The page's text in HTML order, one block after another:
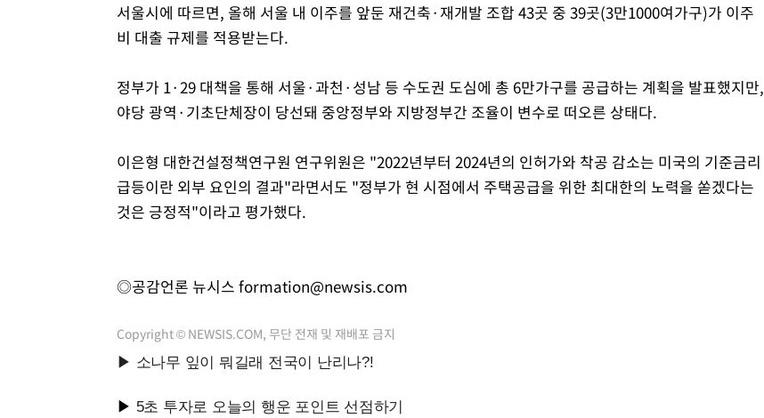
서울시에 따르면, 올해 서울 내 이주를 앞둔 재건축·재개발 조합 43곳 중 39곳(3만1000여가구)가 이주
비 대출 규제를 적용받는다.
정부가 1·29 대책을 통해 서울·과천·성남 등 수도권 도심에 총 6만가구를 공급하는 계획을 발표했지만,
야당 광역·기초단체장이 당선돼 중앙정부와 지방정부간 조율이 변수로 떠오른 상태다.
이은형 대한건설정책연구원 연구위원은 "2022년부터 2024년의 인허가와 착공 감소는 미국의 기준금리
급등이란 외부 요인의 결과"라면서도 "정부가 현 시점에서 주택공급을 위한 최대한의 노력을 쏟겠다는
것은 긍정적"이라고 평가했다.
◎공감언론 뉴시스 formation@newsis.com
Copyright © NEWSIS.COM, 무단 전재 및 재배포 금지